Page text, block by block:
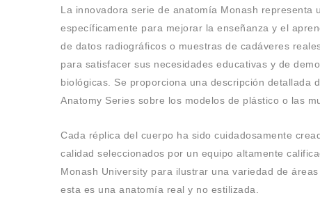
La innovadora serie de anatomía Monash
específicamente para mejorar la enseñanza y el
de datos radiográficos o muestras de cadáveres
para satisfacer sus necesidades educativas y de
biológicas. Se proporciona una descripción detallada
Anatomy Series sobre los modelos de plástico o las
Cada réplica del cuerpo ha sido cuidadosamente
calidad seleccionados por un equipo altamente
Monash University para ilustrar una variedad de
esta es una anatomía real y no estilizada.